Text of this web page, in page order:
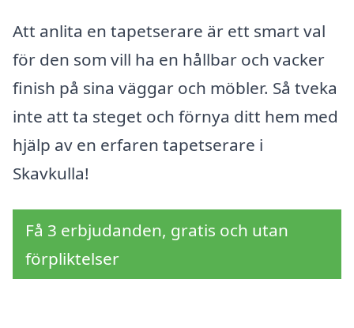
Att anlita en tapetserare är ett smart val
för den som vill ha en hållbar och vacker
finish på sina väggar och möbler. Så tveka
inte att ta steget och förnya ditt hem med
hjälp av en erfaren tapetserare i
Skavkulla!
Få 3 erbjudanden, gratis och utan
förpliktelser